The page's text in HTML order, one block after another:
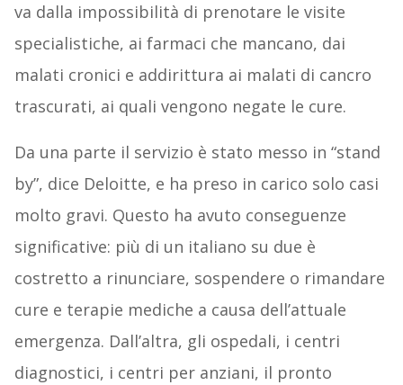
va dalla impossibilità di prenotare le visite
specialistiche, ai farmaci che mancano, dai
malati cronici e addirittura ai malati di cancro
trascurati, ai quali vengono negate le cure.
Da una parte il servizio è stato messo in “stand
by”, dice Deloitte, e ha preso in carico solo casi
molto gravi. Questo ha avuto conseguenze
significative: più di un italiano su due è
costretto a rinunciare, sospendere o rimandare
cure e terapie mediche a causa dell’attuale
emergenza. Dall’altra, gli ospedali, i centri
diagnostici, i centri per anziani, il pronto